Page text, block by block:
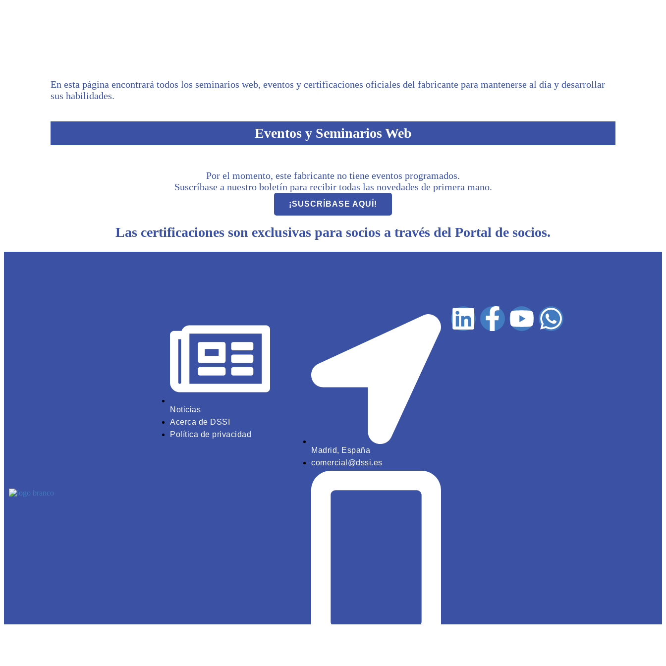
En esta página encontrará todos los seminarios web, eventos y certificaciones oficiales del fabricante para mantenerse al día y desarrollar
sus habilidades.
Eventos y Seminarios Web
Por el momento, este fabricante no tiene eventos programados.
Suscríbase a nuestro boletín para recibir todas las novedades de primera mano.
¡SUSCRÍBASE AQUÍ!
Las certificaciones son exclusivas para socios a través del Portal de socios.
Noticias
Acerca de DSSI
Política de privacidad
Madrid, España
comercial@dssi.es